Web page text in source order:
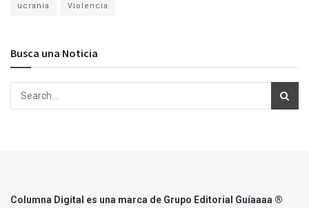
ucrania Violencia
Busca una Noticia
Columna Digital es una marca de Grupo Editorial Guíaaaa ®